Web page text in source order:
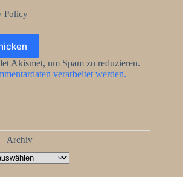
Policy
Akismet, um Spam zu reduzieren.
verarbeitet werden.
Archiv